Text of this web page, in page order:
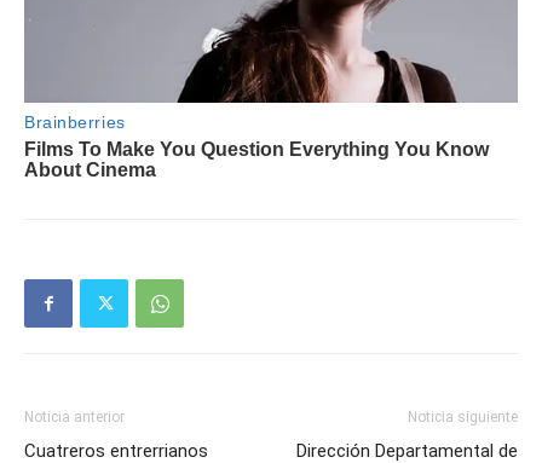
Noticia anterior
Cuatreros entrerrianos
Noticia siguiente
Dirección Departamental de